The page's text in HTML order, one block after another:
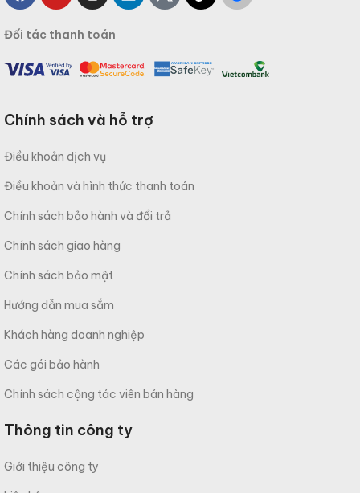
Đối tác thanh toán
Chính sách và hỗ trợ
Điều khoản dịch vụ
Điều khoản và hình thức thanh toán
Chính sách bảo hành và đổi trả
Chính sách giao hàng
Chính sách bảo mật
Hướng dẫn mua sắm
Khách hàng doanh nghiệp
Các gói bảo hành
Chính sách cộng tác viên bán hàng
Thông tin công ty
Giới thiệu công ty